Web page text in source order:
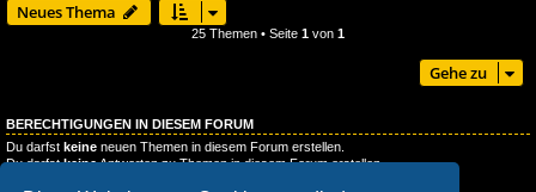
Neues Thema
25 Themen • Seite 1 von 1
Gehe zu
BERECHTIGUNGEN IN DIESEM FORUM
Du darfst keine neuen Themen in diesem Forum erstellen.
Du darfstkeineAntworten zu Themen in diesem Forum erstellen.